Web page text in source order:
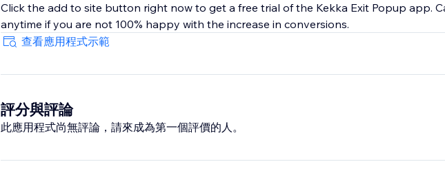
Click the add to site button right now to get a free trial of the Kekka Exit Popup app.
anytime if you are not 100% happy with the increase in conversions.
查看應用程式示範
評分與評論
此應用程式尚無評論，請來成為第一個評價的人。